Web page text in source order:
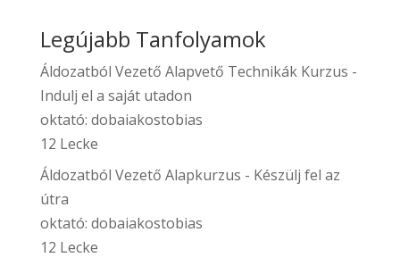
Legújabb Tanfolyamok
Áldozatból Vezető Alapvető Technikák Kurzus -
Indulj el a saját utadon
oktató: dobaiakostobias
12 Lecke
Áldozatból Vezető Alapkurzus - Készülj fel az
útra
oktató: dobaiakostobias
12 Lecke